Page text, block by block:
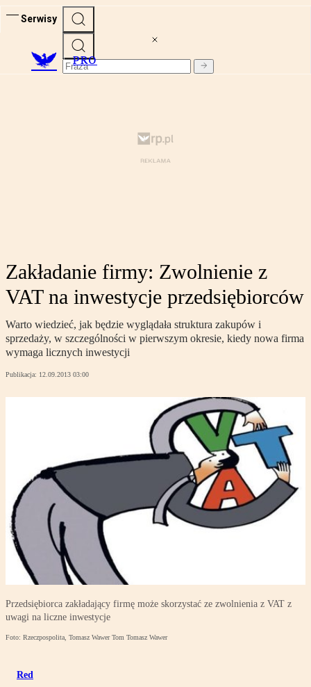
Serwisy
PRO
Zakładanie firmy: Zwolnienie z
VAT na inwestycje przedsiębiorców
Warto wiedzieć, jak będzie wyglądała struktura zakupów i
sprzedaży, w szczególności w pierwszym okresie, kiedy nowa firma
wymaga licznych inwestycji
Publikacja: 12.09.2013 03:00
Przedsiębiorca zakładający firmę może skorzystać ze zwolnienia z VAT z
uwagi na liczne inwestycje
Foto: Rzeczpospolita, Tomasz Wawer Tom Tomasz Wawer
Red